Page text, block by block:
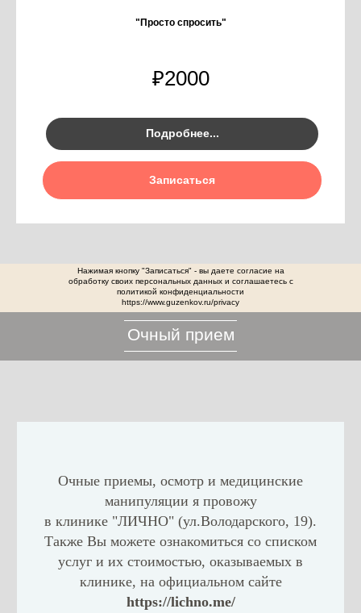
"Просто спросить"
₽2000
Подробнее...
Записаться
Нажимая кнопку "Записаться" - вы даете согласие на
обработку своих персональных данных и соглашаетесь с
политикой конфиденциальности
https://www.guzenkov.ru/privacy
Очный прием
Очные приемы, осмотр и медицинские
манипуляции я провожу
в клинике "ЛИЧНО" (ул.Володарского, 19).
Также Вы можете ознакомиться со списком
услуг и их стоимостью, оказываемых в
клинике, на официальном сайте
https://lichno.me/